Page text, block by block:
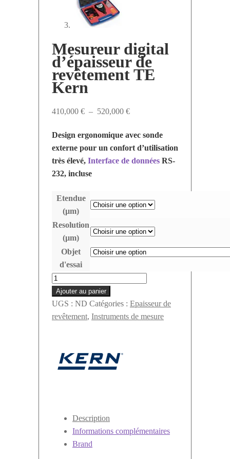
Mesureur digital
d’épaisseur de
revêtement TE
Kern
410,000 € – 520,000 €Plage
prix :
410,000 €
à
Design ergonomique avec sonde
externe pour un confort d’utilisation
très élevé, Interface de données RS-
232, incluse
Etendue
(µm)
Resolution
(µm)
Objet
d'essai
quantité
de
Mesureur
digital
revêtement
TE
Ajouter au panier
UGS : ND Catégories : Epaisseur de
revêtement, Instruments de mesure
Description
Informations complémentaires
Brand